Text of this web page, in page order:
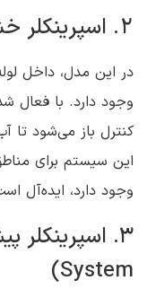
2. اسپرینکلر خشک (Dry Pipe System)
در این مدل، داخل
وجود دارد. با فعال
کنترل باز می‌شود تا
این سیستم برای
وجود دارد، ایده‌آل
System)